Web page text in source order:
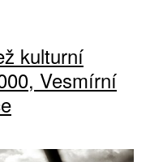
kulturní
Vesmírní